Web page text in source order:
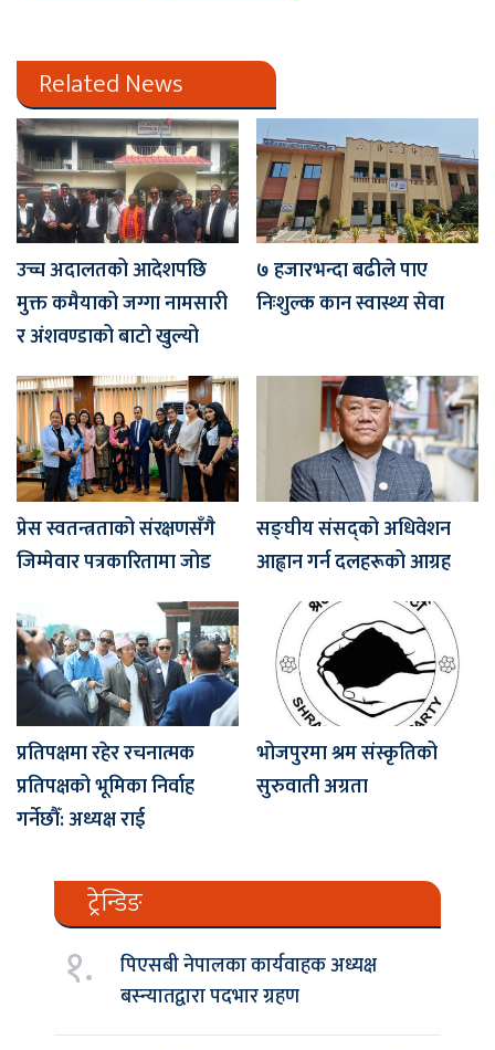
Related News
उच्च अदालतको आदेशपछि
मुक्त कमैयाको जग्गा नामसारी
र अंशवण्डाको बाटो खुल्यो
७ हजारभन्दा बढीले पाए
निःशुल्क कान स्वास्थ्य सेवा
प्रेस स्वतन्त्रताको संरक्षणसँगै
जिम्मेवार पत्रकारितामा जोड
सङ्घीय संसद्को अधिवेशन
आह्वान गर्न दलहरूको आग्रह
प्रतिपक्षमा रहेर रचनात्मक
प्रतिपक्षको भूमिका निर्वाह
गर्नेछौँ: अध्यक्ष राई
भोजपुरमा श्रम संस्कृतिको
सुरुवाती अग्रता
ट्रेन्डिङ
१.
पिएसबी नेपालका कार्यवाहक अध्यक्ष
बस्न्यातद्वारा पदभार ग्रहण